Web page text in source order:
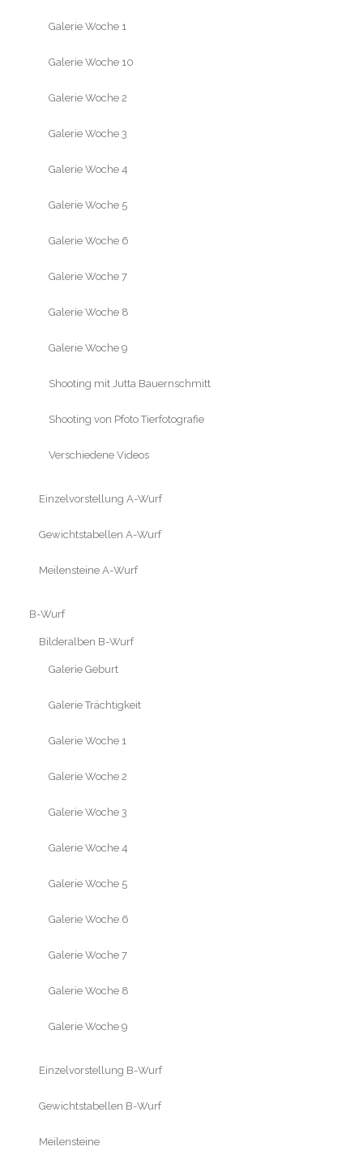
Galerie Woche 1
Galerie Woche 10
Galerie Woche 2
Galerie Woche 3
Galerie Woche 4
Galerie Woche 5
Galerie Woche 6
Galerie Woche 7
Galerie Woche 8
Galerie Woche 9
Shooting mit Jutta Bauernschmitt
Shooting von Pfoto Tierfotografie
Verschiedene Videos
Einzelvorstellung A-Wurf
Gewichtstabellen A-Wurf
Meilensteine A-Wurf
B-Wurf
Bilderalben B-Wurf
Galerie Geburt
Galerie Trächtigkeit
Galerie Woche 1
Galerie Woche 2
Galerie Woche 3
Galerie Woche 4
Galerie Woche 5
Galerie Woche 6
Galerie Woche 7
Galerie Woche 8
Galerie Woche 9
Einzelvorstellung B-Wurf
Gewichtstabellen B-Wurf
Meilensteine